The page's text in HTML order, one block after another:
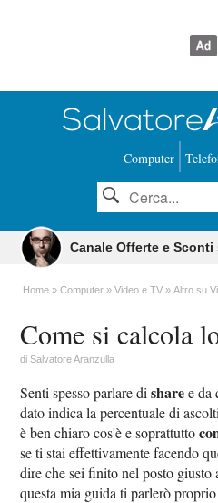
Computer
Canale Offerte e Sconti
Home Computer Video e TV Altro su
Come si calcola
diSalvatore Aranzulla
Senti spesso parlare disharee da
dato indica la percentuale di
è ben chiaro cos'è e soprattutto
se ti stai effettivamente facendo
dire che sei finito nel posto giusto
questa mia guida ti parlerò